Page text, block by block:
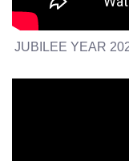
JUBILEE YEAR